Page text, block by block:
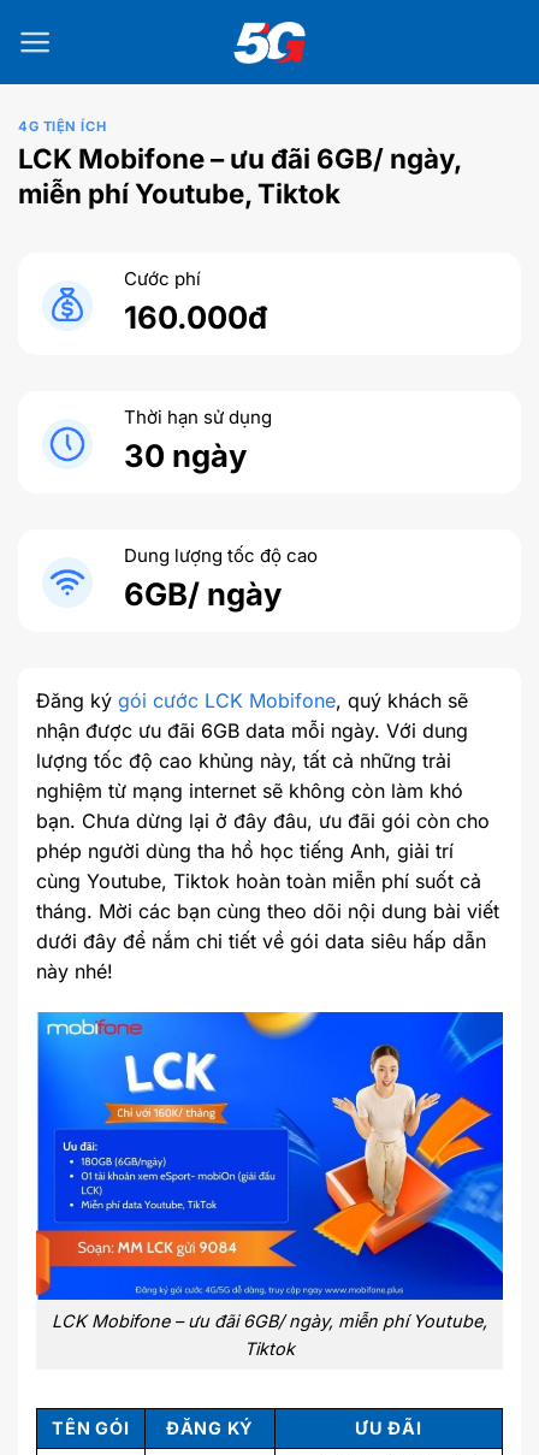
qua
4G TIỆN ÍCH
LCK Mobifone – ưu đãi 6GB/ ngày,
miễn phí Youtube, Tiktok
Cước phí
160.000đ
Thời hạn sử dụng
30 ngày
Dung lượng tốc độ cao
6GB/ ngày
Đăng ký gói cước LCK Mobifone, quý khách sẽ
nhận được ưu đãi 6GB data mỗi ngày. Với dung
lượng tốc độ cao khủng này, tất cả những trải
nghiệm từ mạng internet sẽ không còn làm khó
bạn. Chưa dừng lại ở đây đâu, ưu đãi gói còn cho
phép người dùng tha hồ học tiếng Anh, giải trí
cùng Youtube, Tiktok hoàn toàn miễn phí suốt cả
tháng. Mời các bạn cùng theo dõi nội dung bài viết
dưới đây để nắm chi tiết về gói data siêu hấp dẫn
này nhé!
LCK Mobifone – ưu đãi 6GB/ ngày, miễn phí Youtube,
Tiktok
TÊN GÓI ĐĂNG KÝ ƯU ĐÃI